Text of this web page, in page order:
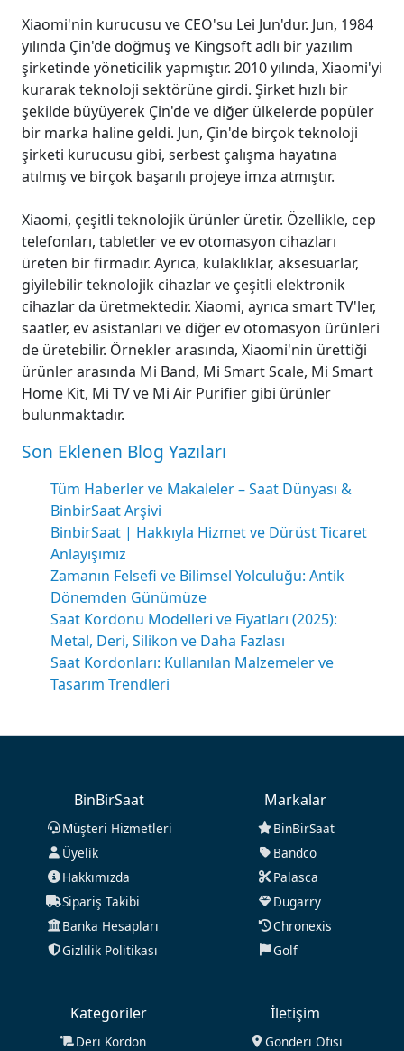
Xiaomi'nin kurucusu ve CEO'su Lei Jun'dur. Jun, 1984
yılında Çin'de doğmuş ve Kingsoft adlı bir yazılım
şirketinde yöneticilik yapmıştır. 2010 yılında, Xiaomi'yi
kurarak teknoloji sektörüne girdi. Şirket hızlı bir
şekilde büyüyerek Çin'de ve diğer ülkelerde popüler
bir marka haline geldi. Jun, Çin'de birçok teknoloji
şirketi kurucusu gibi, serbest çalışma hayatına
atılmış ve birçok başarılı projeye imza atmıştır.
Xiaomi, çeşitli teknolojik ürünler üretir. Özellikle, cep
telefonları, tabletler ve ev otomasyon cihazları
üreten bir firmadır. Ayrıca, kulaklıklar, aksesuarlar,
giyilebilir teknolojik cihazlar ve çeşitli elektronik
cihazlar da üretmektedir. Xiaomi, ayrıca smart TV'ler,
saatler, ev asistanları ve diğer ev otomasyon ürünleri
de üretebilir. Örnekler arasında, Xiaomi'nin ürettiği
ürünler arasında Mi Band, Mi Smart Scale, Mi Smart
Home Kit, Mi TV ve Mi Air Purifier gibi ürünler
bulunmaktadır.
Son Eklenen Blog Yazıları
Tüm Haberler ve Makaleler – Saat Dünyası &
BinbirSaat Arşivi
BinbirSaat | Hakkıyla Hizmet ve Dürüst Ticaret
Anlayışımız
Zamanın Felsefi ve Bilimsel Yolculuğu: Antik
Dönemden Günümüze
Saat Kordonu Modelleri ve Fiyatları (2025):
Metal, Deri, Silikon ve Daha Fazlası
Saat Kordonları: Kullanılan Malzemeler ve
Tasarım Trendleri
BinBirSaat
Müşteri Hizmetleri
Üyelik
Hakkımızda
Sipariş Takibi
Banka Hesapları
Gizlilik Politikası
Markalar
BinBirSaat
Bandco
Palasca
Dugarry
Chronexis
Golf
Kategoriler
Deri Kordon
İletişim
Gönderi Ofisi